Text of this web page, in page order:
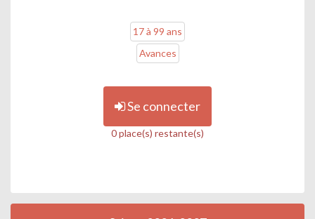
17 à 99 ans
Avances
Se connecter
0 place(s) restante(s)